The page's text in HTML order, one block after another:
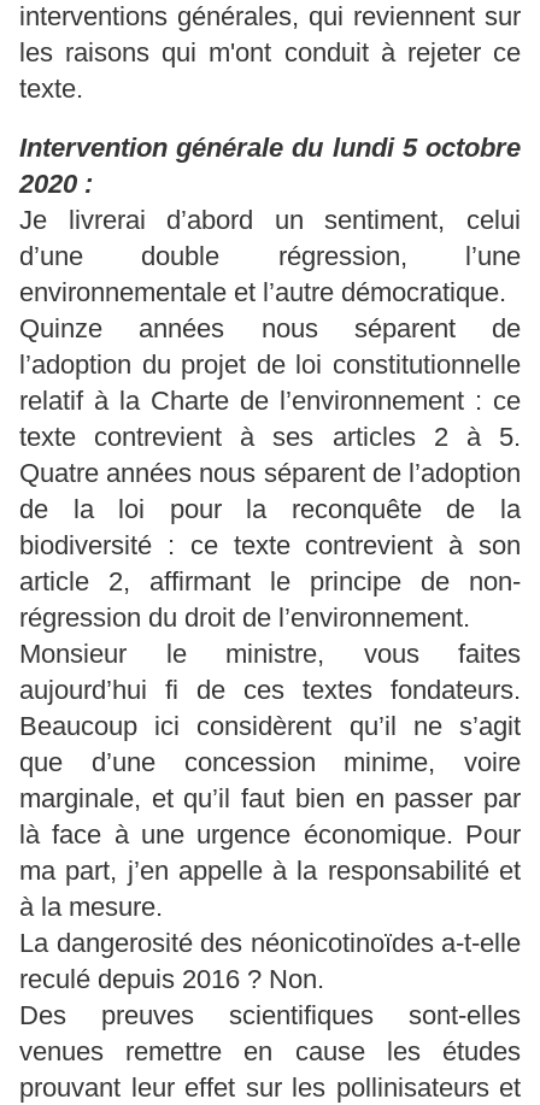
interventions générales, qui reviennent sur
les raisons qui m'ont conduit à rejeter ce
texte.
Intervention générale du lundi 5 octobre
2020 :
Je livrerai d’abord un sentiment, celui
d’une double régression, l’une
environnementale et l’autre démocratique.
Quinze années nous séparent de
l’adoption du projet de loi constitutionnelle
relatif à la Charte de l’environnement : ce
texte contrevient à ses articles 2 à 5.
Quatre années nous séparent de l’adoption
de la loi pour la reconquête de la
biodiversité : ce texte contrevient à son
article 2, affirmant le principe de non-
régression du droit de l’environnement.
Monsieur le ministre, vous faites
aujourd’hui fi de ces textes fondateurs.
Beaucoup ici considèrent qu’il ne s’agit
que d’une concession minime, voire
marginale, et qu’il faut bien en passer par
là face à une urgence économique. Pour
ma part, j’en appelle à la responsabilité et
à la mesure.
La dangerosité des néonicotinoïdes a-t-elle
reculé depuis 2016 ? Non.
Des preuves scientifiques sont-elles
venues remettre en cause les études
prouvant leur effet sur les pollinisateurs et